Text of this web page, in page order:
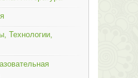
Технологии,